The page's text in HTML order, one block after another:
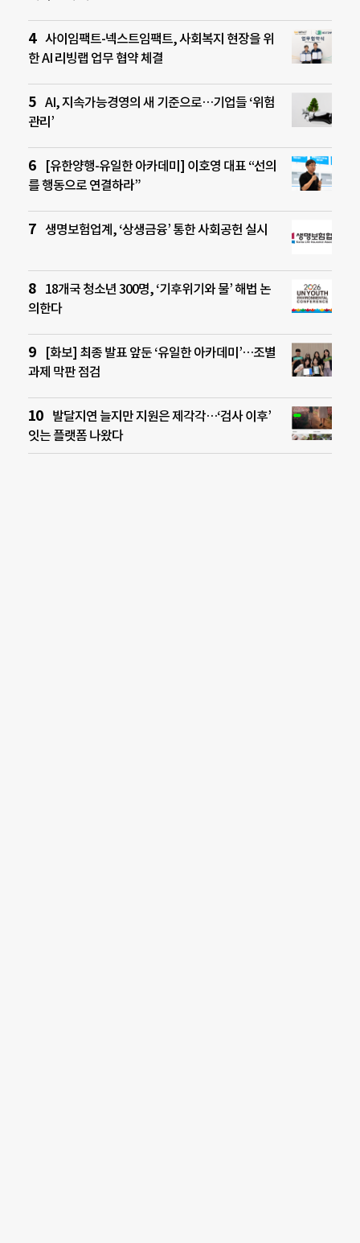
사이임팩트-넥스트임팩트, 사회복지 현장을 위
한 AI 리빙랩 업무 협약 체결
AI, 지속가능경영의 새 기준으로…기업들 ‘위험
관리’
[유한양행-유일한 아카데미] 이호영 대표 “선의
를 행동으로 연결하라”
생명보험업계, ‘상생금융’ 통한 사회공헌 실시
18개국 청소년 300명, ‘기후위기와 물’ 해법 논
의한다
[화보] 최종 발표 앞둔 ‘유일한 아카데미’…조별
과제 막판 점검
발달지연 늘지만 지원은 제각각…‘검사 이후’
잇는 플랫폼 나왔다